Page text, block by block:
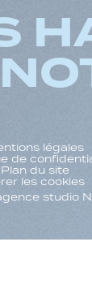
légales
de
Plan du site
les cookies
studio